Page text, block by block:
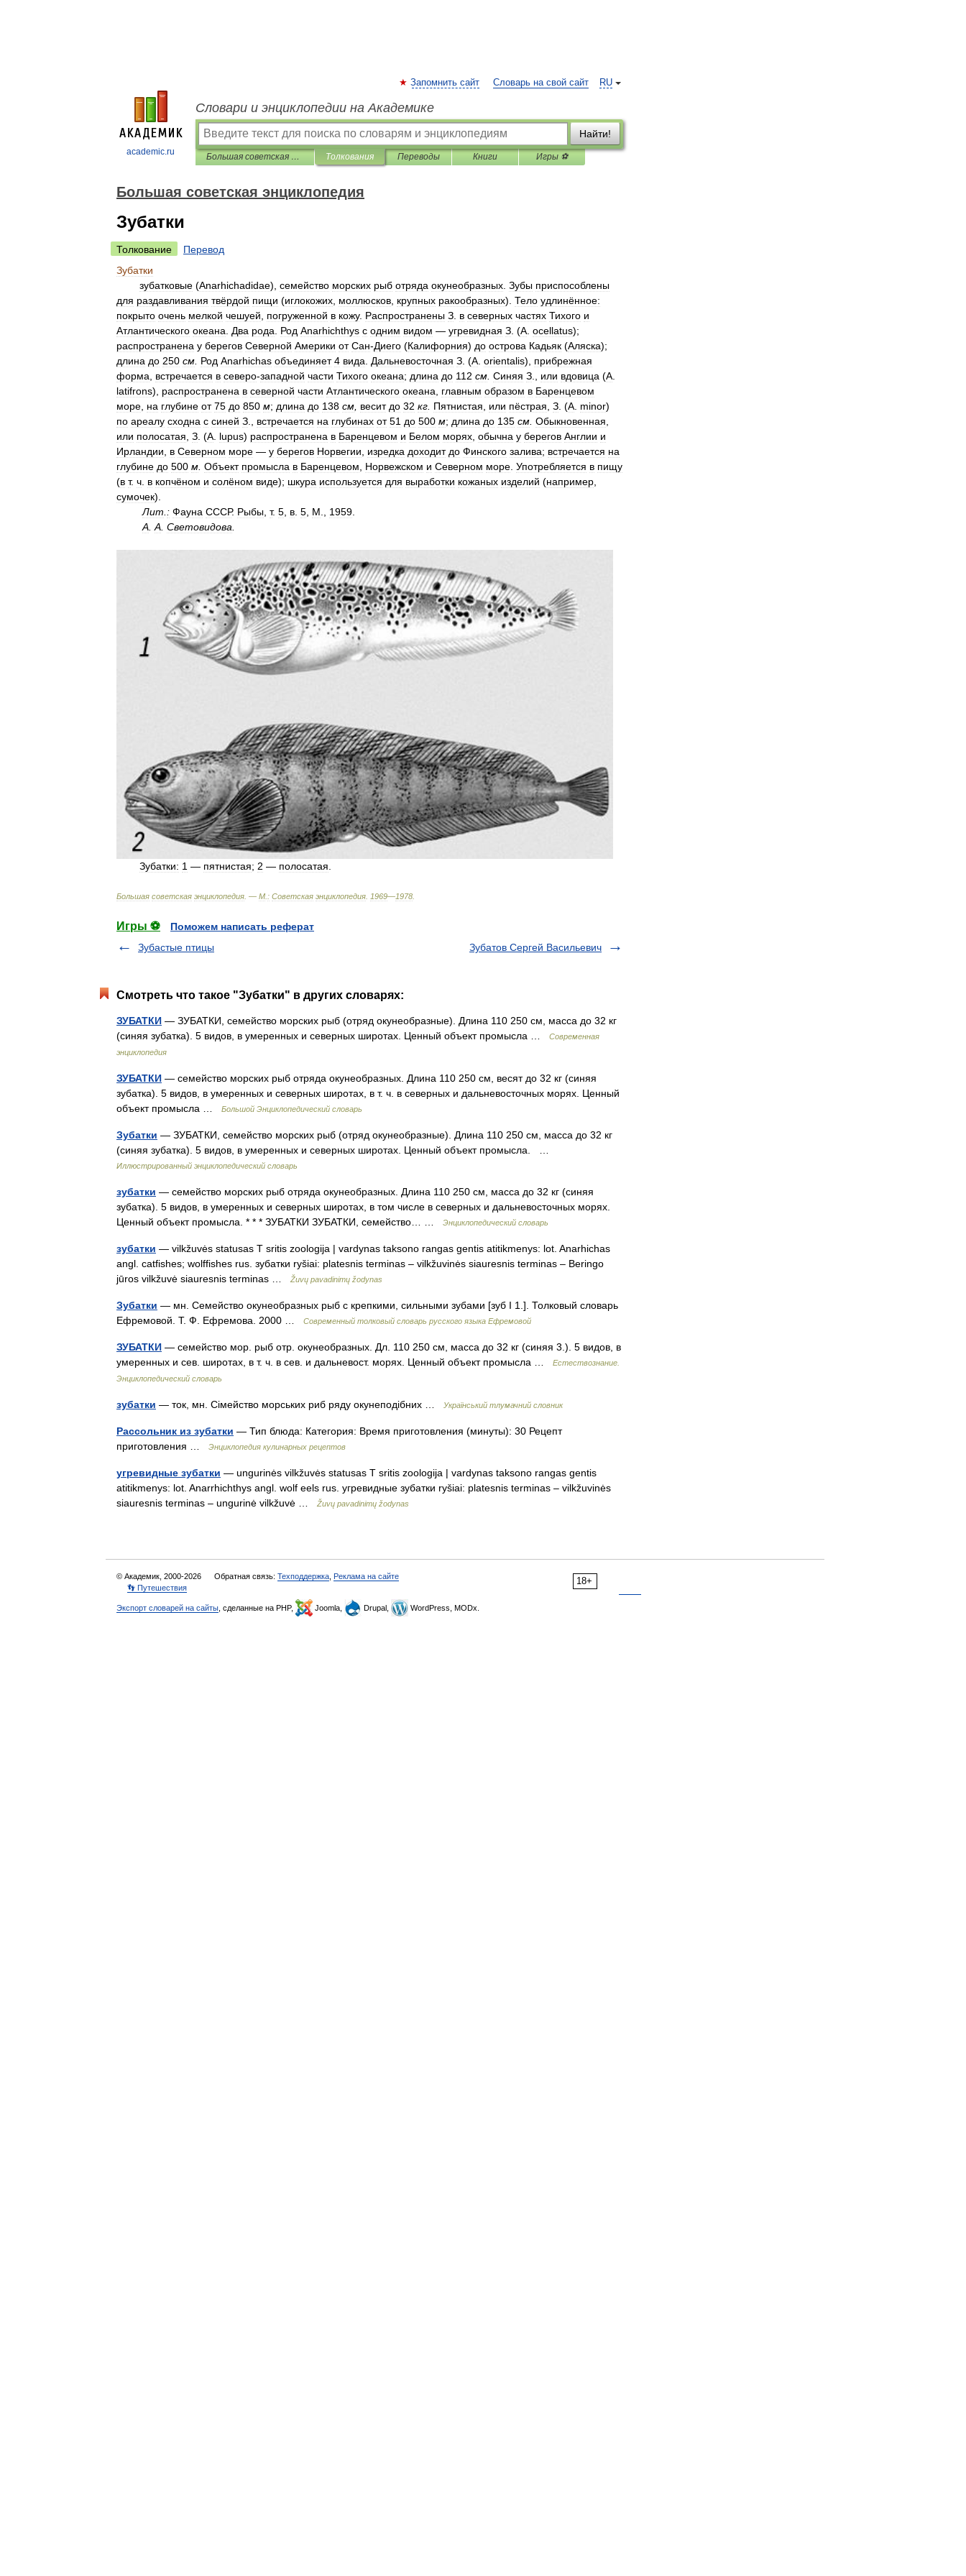
academic.ru
RU
Запомнить сайт Словарь на свой сайт
Словари и энциклопедии на Академике
Найти!
Большая советская энциклопедия Толкования Переводы Книги Игры ⚽
Большая советская энциклопедия
Зубатки
Толкование
Перевод
Зубатки
зубатковые (Anarhichadidae), семейство морских рыб отряда окунеобразных Зубы приспособлены
для раздавливания твёрдой пищи (иглокожих моллюсков крупных ракообразных). Тело удлинённое:
покрыто очень мелкой чешуей погруженной в кожу. Распространены З в северных частях Тихого и
Атлантического океана Два рода Род Anarhichthys с одним видом — угревидная З . (A ocellatus);
распространена у берегов Северной Америки от Сан-Диего (Калифорния) до острова Кадьяк (Аляска);
длина до 250 см Род Anarhichas объединяет 4 вида Дальневосточная З . (A orientalis), прибрежная
форма
встречается в северо-западной части Тихого океана; длина до 112 см Синяя З или вдовица (A
latifrons), распространена в северной части Атлантического океана главным образом в Баренцевом
море на глубине от 75 до 850 м; длина до 138 см весит до 32 кг Пятнистая или пёстрая З . (А minor)
по ареалу сходна с синей З встречается на глубинах от 51 до 500 м; длина до 135 см Обыкновенная
или полосатая З . (A lupus) распространена в Баренцевом и Белом морях обычна у берегов Англии и
Ирландии
в Северном море — у берегов Норвегии изредка доходит до Финского залива; встречается на
глубине до 500 м Объект промысла в Баренцевом Норвежском и Северном море Употребляется в пищу
(в т. ч в копчёном и солёном виде); шкура используется для выработки кожаных изделий (например
сумочек).
Лит : Фауна СССР. Рыбы т. 5 в 5 М 1959
А А Световидова
Зубатки: 1 — пятнистая; 2 — полосатая
Большая советская энциклопедия . — М : Советская энциклопедия 1969—1978
Игры ⚽
Поможем написать реферат
Зубастые птицы
Зубатов Сергей Васильевич
Смотреть что такое "Зубатки" в других словарях:
ЗУБАТКИ — ЗУБАТКИ, семейство морских рыб (отряд окунеобразные). Длина 110 250 см, масса до 32 кг
(синяя зубатка). 5 видов, в умеренных и северных широтах. Ценный объект промысла …
Современная
энциклопедия
ЗУБАТКИ — семейство морских рыб отряда окунеобразных. Длина 110 250 см, весят до 32 кг (синяя
зубатка). 5 видов, в умеренных и северных широтах, в т. ч. в северных и дальневосточных морях. Ценный
объект промысла …
Большой Энциклопедический словарь
Зубатки — ЗУБАТКИ, семейство морских рыб (отряд окунеобразные). Длина 110 250 см, масса до 32 кг
(синяя зубатка). 5 видов, в умеренных и северных широтах. Ценный объект промысла. …
Иллюстрированный энциклопедический словарь
зубатки — семейство морских рыб отряда окунеобразных. Длина 110 250 см, масса до 32 кг (синяя
зубатка). 5 видов, в умеренных и северных широтах, в том числе в северных и дальневосточных морях.
Ценный объект промысла. * * * ЗУБАТКИ ЗУБАТКИ, семейство… …
Энциклопедический словарь
зубатки — vilkžuvės statusas T sritis zoologija | vardynas taksono rangas gentis atitikmenys: lot. Anarhichas
angl. catfishes; wolffishes rus. зубатки ryšiai: platesnis terminas – vilkžuvinės siauresnis terminas – Beringo
jūros vilkžuvė siauresnis terminas …
Žuvų pavadinimų žodynas
Зубатки — мн. Семейство окунеобразных рыб с крепкими, сильными зубами [зуб I 1.]. Толковый словарь
Ефремовой. Т. Ф. Ефремова. 2000 …
Современный толковый словарь русского языка Ефремовой
ЗУБАТКИ — семейство мор. рыб отр. окунеобразных. Дл. 110 250 см, масса до 32 кг (синяя 3.). 5 видов, в
умеренных и сев. широтах, в т. ч. в сев. и дальневост. морях. Ценный объект промысла …
Естествознание.
Энциклопедический словарь
зубатки — ток, мн. Сімейство морських риб ряду окунеподібних … Український тлумачний словник
Рассольник из зубатки — Тип блюда: Категория: Время приготовления (минуты): 30 Рецепт
приготовления …
Энциклопедия кулинарных рецептов
угревидные зубатки — ungurinės vilkžuvės statusas T sritis zoologija | vardynas taksono rangas gentis
atitikmenys: lot. Anarrhichthys angl. wolf eels rus. угревидные зубатки ryšiai: platesnis terminas – vilkžuvinės
siauresnis terminas – ungurinė vilkžuvė …
Žuvų pavadinimų žodynas
18+
© Академик, 2000-2026 Обратная связь: Техподдержка Реклама на сайте
👣 Путешествия
Экспорт словарей на сайты , сделанные на PHP, Joomla, Drupal, WordPress, MODx.